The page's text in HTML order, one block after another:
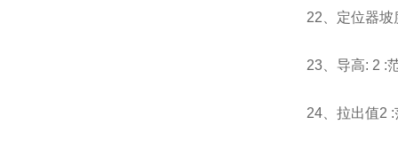
22、定位器坡
23、导高: 2 :
24、拉出值2 :